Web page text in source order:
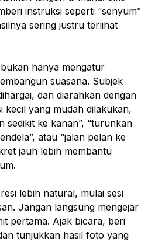
instruksi seperti “senyum”
sering justru terlihat
hanya mengatur
suasana. Subjek
dan diarahkan dengan
kecil yang mudah dilakukan,
sedikit ke kanan”, “turunkan
atau “jalan pelan ke
jauh lebih membantu
lebih natural, mulai sesi
Jangan langsung mengejar
pertama. Ajak bicara, beri
tunjukkan hasil foto yang